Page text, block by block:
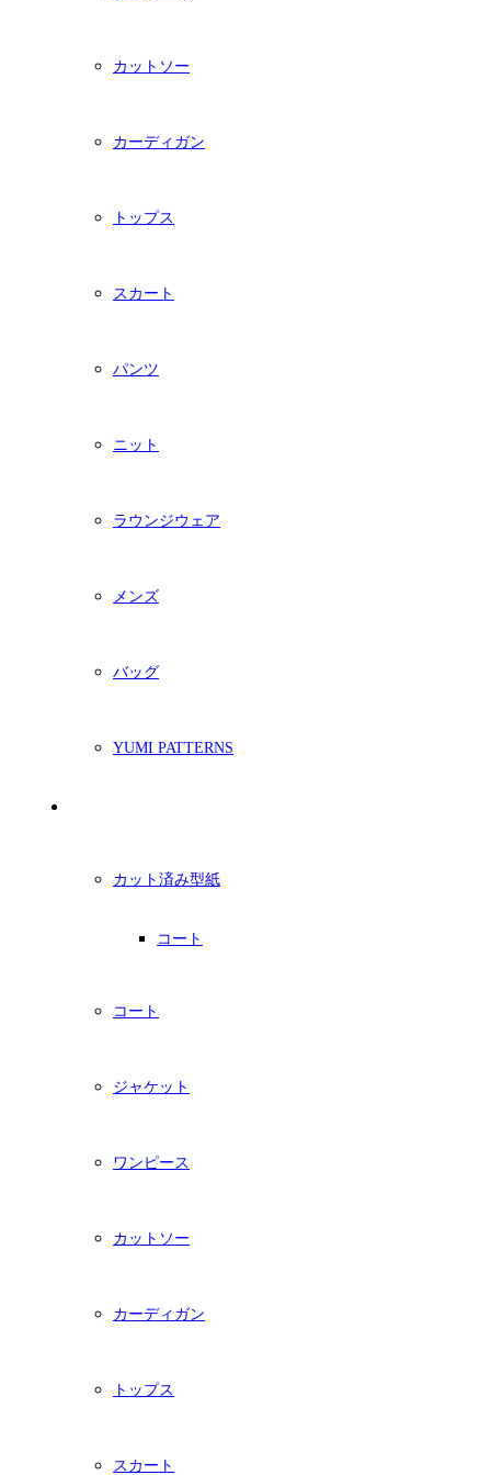
カットソー
カーディガン
トップス
スカート
パンツ
ニット
ラウンジウェア
メンズ
バッグ
YUMI PATTERNS
カット済み型紙
コート
コート
ジャケット
ワンピース
カットソー
カーディガン
トップス
スカート